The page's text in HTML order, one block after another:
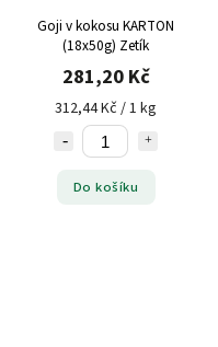
Goji v kokosu KARTON
(18x50g) Zetík
281,20 Kč
312,44 Kč / 1 kg
Do košíku